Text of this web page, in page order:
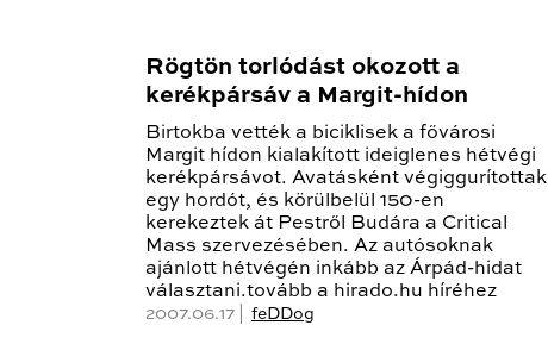
Rögtön torlódást okozott a
kerékpársáv a Margit-hídon
Birtokba vették a biciklisek a fővárosi
Margit hídon kialakított ideiglenes hétvégi
kerékpársávot. Avatásként végiggurítottak
egy hordót, és körülbelül 150-en
kerekeztek át Pestről Budára a Critical
Mass szervezésében. Az autósoknak
ajánlott hétvégén inkább az Árpád-hidat
választani.tovább a hirado.hu híréhez
2007.06.17 | feDDog